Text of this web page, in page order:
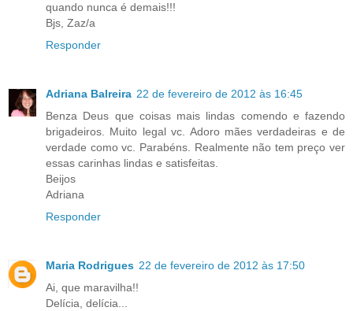
quando nunca é demais!!!
Bjs, Zaz/a
Responder
Adriana Balreira 22 de fevereiro de 2012 às 16:45
Benza Deus que coisas mais lindas comendo e fazendo
brigadeiros. Muito legal vc. Adoro mães verdadeiras e de
verdade como vc. Parabéns. Realmente não tem preço ver
essas carinhas lindas e satisfeitas.
Beijos
Adriana
Responder
Maria Rodrigues 22 de fevereiro de 2012 às 17:50
Ai, que maravilha!!
Delícia, delícia...